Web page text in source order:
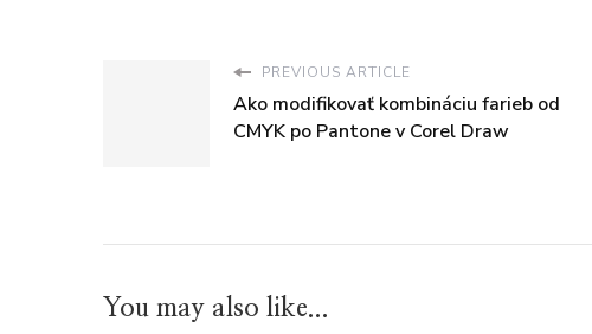
PREVIOUS ARTICLE
Ako modifikovať kombináciu farieb od
CMYK po Pantone v Corel Draw
You may also like...